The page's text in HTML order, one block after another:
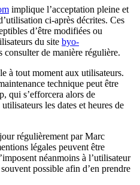
implique l’acceptation pleine et
ci-après décrites. Ces
d’être modifiées ou
du site byo-
consulter de manière régulière.
à tout moment aux utilisateurs.
technique peut être
qui s’efforcera alors de
les dates et heures de
régulièrement par Marc
légales peuvent être
néanmoins à l’utilisateur
possible afin d’en prendre